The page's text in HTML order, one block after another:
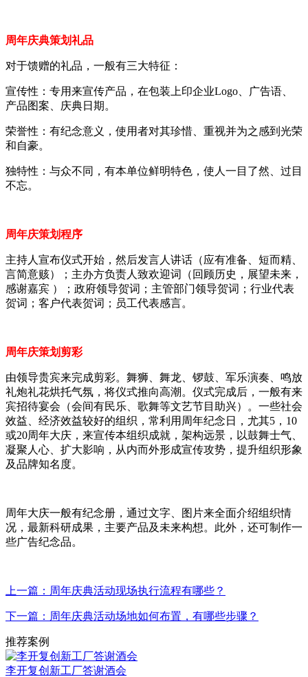
周年庆典策划礼品
对于馈赠的礼品，一般有三大特征：
宣传性：专用来宣传产品，在包装上印企业Logo、广告语、
产品图案、庆典日期。
荣誉性：有纪念意义，使用者对其珍惜、重视并为之感到光荣
和自豪。
独特性：与众不同，有本单位鲜明特色，使人一目了然、过目
不忘。
周年庆策划程序
主持人宣布仪式开始，然后发言人讲话（应有准备、短而精、
言简意赅）；主办方负责人致欢迎词（回顾历史，展望未来，
感谢嘉宾 ）；政府领导贺词；主管部门领导贺词；行业代表
贺词；客户代表贺词；员工代表感言。
周年庆策划剪彩
由领导贵宾来完成剪彩。舞狮、舞龙、锣鼓、军乐演奏、鸣放
礼炮礼花烘托气氛，将仪式推向高潮。仪式完成后，一般有来
宾招待宴会（会间有民乐、歌舞等文艺节目助兴）。一些社会
效益、经济效益较好的组织，常利用周年纪念日，尤其5，10
或20周年大庆，来宣传本组织成就，架构远景，以鼓舞士气、
凝聚人心、扩大影响，从内而外形成宣传攻势，提升组织形象
及品牌知名度。
周年大庆一般有纪念册，通过文字、图片来全面介绍组织情
况，最新科研成果，主要产品及未来构想。此外，还可制作一
些广告纪念品。
上一篇：周年庆典活动现场执行流程有哪些？
下一篇：周年庆典活动场地如何布置，有哪些步骤？
推荐案例
李开复创新工厂答谢酒会